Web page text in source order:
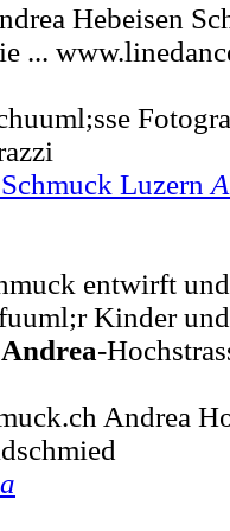
Hebeisen
...
Luzern
entwirft
Kinder
Andrea-
Andrea